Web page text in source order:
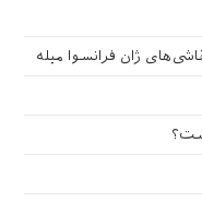
ژان فرانسوا میله